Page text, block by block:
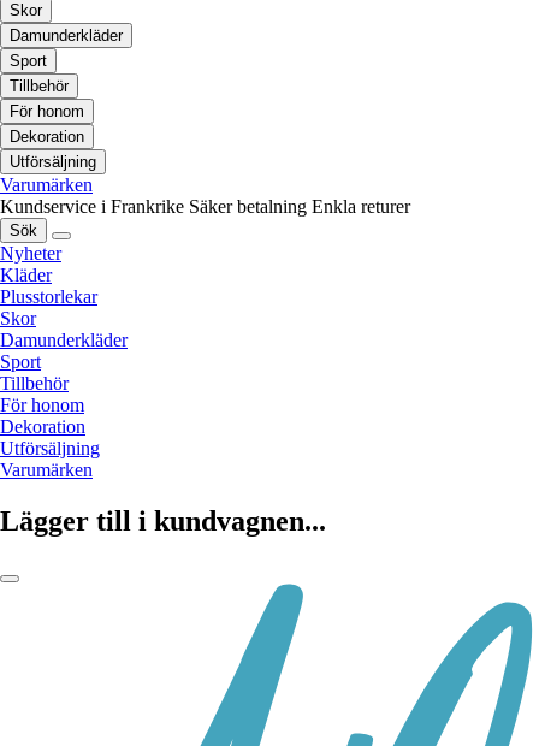
Skor
Damunderkläder
Sport
Tillbehör
För honom
Dekoration
Utförsäljning
Varumärken
Kundservice i Frankrike Säker betalning Enkla returer
Sök
Nyheter
Kläder
Plusstorlekar
Skor
Damunderkläder
Sport
Tillbehör
För honom
Dekoration
Utförsäljning
Varumärken
Lägger till i kundvagnen...